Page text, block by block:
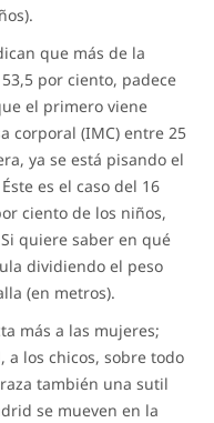
que más de la
por ciento, padece
el primero viene
corporal (IMC) entre 25
ya se está pisando el
es el caso del 16
ciento de los niños,
quiere saber en qué
dividiendo el peso
(en metros).
más a las mujeres;
los chicos, sobre todo
también una sutil
se mueven en la